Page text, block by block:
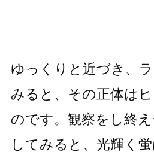
ゆっくりと近づき、
みると、その正体は
のです。観察をし終
してみると、光輝く